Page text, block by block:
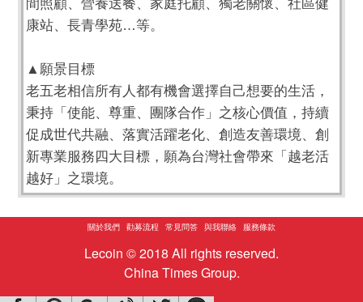
間照顧、營養送餐、家庭托顧、獨老關懷、社區健
康站、長青學苑…等。
▲願景目標
老五老相信所有人都有機會選擇自己想要的生活，
秉持「使能、尊重、團隊合作」之核心價值，持續
促成世代共融、落實活躍老化、創造友善環境、創
新專業服務四大目標，願為台灣社會帶來「越老活
越好」之環境。
關於我們 勸募流程 常見問答 與我聯絡 服務條款
Lecoin © 2018 All rights reserved.
China Times Group.